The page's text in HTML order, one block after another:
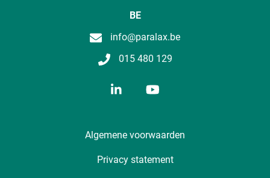
Algemene voorwaarden
Privacy statement
BE
info@paralax.be
015 480 129